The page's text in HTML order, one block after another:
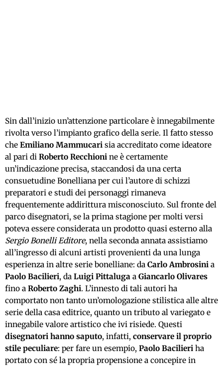
Sin dall’inizio un’attenzione particolare è innegabilmente
rivolta verso l’impianto grafico della serie. Il fatto stesso
che Emiliano Mammucari sia accreditato come ideatore
al pari di Roberto Recchioni ne è certamente
un’indicazione precisa, staccandosi da una certa
consuetudine Bonelliana per cui l’autore di schizzi
preparatori e studi dei personaggi rimaneva
frequentemente addirittura misconosciuto. Sul fronte del
parco disegnatori, se la prima stagione per molti versi
poteva essere considerata un prodotto quasi esterno alla
Sergio Bonelli Editore, nella seconda annata assistiamo
all’ingresso di alcuni artisti provenienti da una lunga
esperienza in altre serie bonelliane: da Carlo Ambrosini a
Paolo Bacilieri, da Luigi Pittaluga a Giancarlo Olivares
fino a Roberto Zaghi. L’innesto di tali autori ha
comportato non tanto un’omologazione stilistica alle altre
serie della casa editrice, quanto un tributo al variegato e
innegabile valore artistico che ivi risiede. Questi
disegnatori hanno saputo, infatti, conservare il proprio
stile peculiare: per fare un esempio, Paolo Bacilieri ha
portato con sé la propria propensione a concepire in